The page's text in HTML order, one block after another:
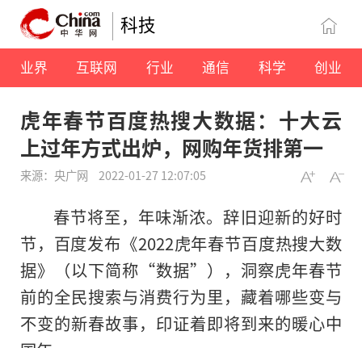
科技
业界 互联网 行业 通信 科学 创业
虎年春节百度热搜大数据：十大云
上过年方式出炉，网购年货排第一
来源：央广网 2022-01-27 12:07:05
春节将至，年味渐浓。辞旧迎新的好时
节，百度发布《2022虎年春节百度热搜大数
据》（以下简称“数据”），洞察虎年春节
前的全民搜索与消费行为里，藏着哪些变与
不变的新春故事，印证着即将到来的暖心中